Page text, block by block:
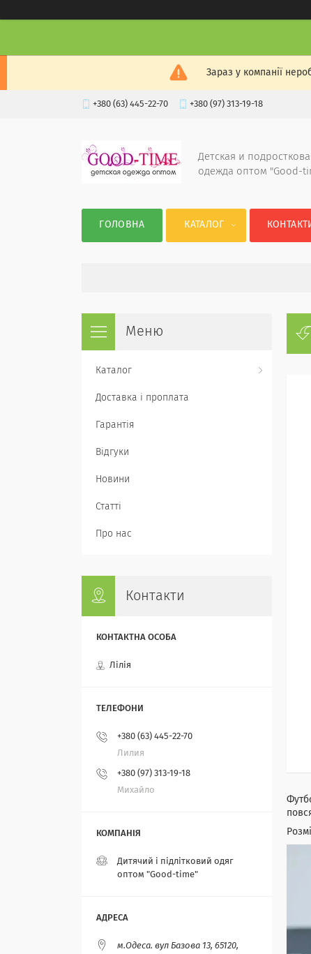
Зараз у компанії
+380 (63) 445-22-70 +380 (97) 313-19-18
Детская и
одежда оптом "Good-
ГОЛОВНА КАТАЛОГ
Каталог
Доставка і проплата
Гарантія
Відгуки
Новини
Статті
Про нас
Контакти
Лілія
+380 (63) 445-22-70
Лилия
+380 (97) 313-19-18
Михайло
Дитячий і підлітковий одяг
оптом "Good-time"
м.Одеса. вул Базова 13, 65120,